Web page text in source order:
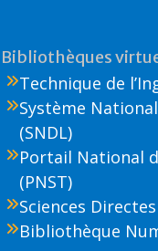
Bibliothèques
Technique de
Système
(SNDL)
Portail National
(PNST)
Sciences Directes
Bibliothèque